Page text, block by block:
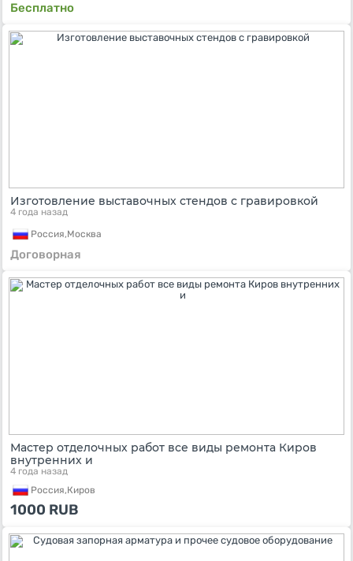
Бесплатно
Изготовление выставочных стендов с гравировкой
4 года назад
Россия,Москва
Договорная
Мастер отделочных работ все виды ремонта Киров
внутренних и
4 года назад
Россия,Киров
1000 RUB